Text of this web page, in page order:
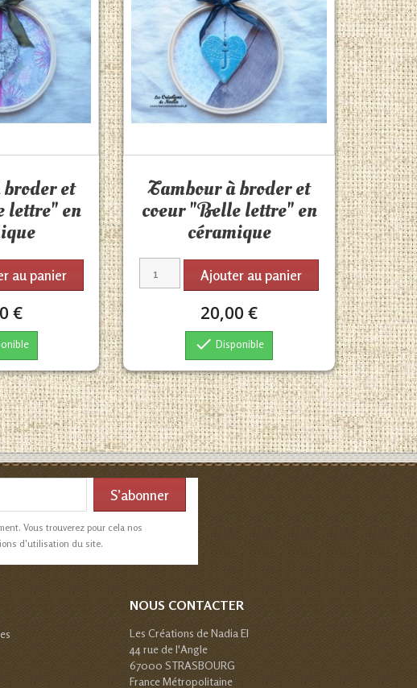
et
lettre" en
au panier
€
Tambour à broder et
coeur "Belle lettre" en
céramique
Ajouter au panier
20,00 €
 Disponible
Vous trouverez pour cela nos
d'utilisation du site.
NOUS CONTACTER
Les Créations de Nadia EI
44 rue de l'Angle
67000 STRASBOURG
France Métropolitaine